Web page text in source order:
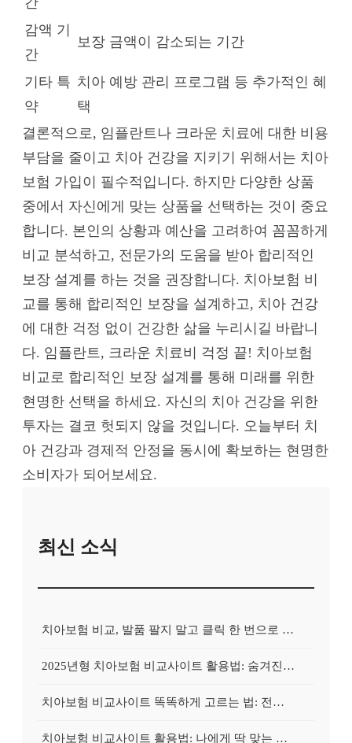
감액 기
간
보장 금액이 감소되는 기간
기타 특
약
치아 예방 관리 프로그램 등 추가적인 혜
택
결론적으로, 임플란트나 크라운 치료에 대한 비용
부담을 줄이고 치아 건강을 지키기 위해서는 치아
보험 가입이 필수적입니다. 하지만 다양한 상품
중에서 자신에게 맞는 상품을 선택하는 것이 중요
합니다. 본인의 상황과 예산을 고려하여 꼼꼼하게
비교 분석하고, 전문가의 도움을 받아 합리적인
보장 설계를 하는 것을 권장합니다. 치아보험 비
교를 통해 합리적인 보장을 설계하고, 치아 건강
에 대한 걱정 없이 건강한 삶을 누리시길 바랍니
다. 임플란트, 크라운 치료비 걱정 끝! 치아보험
비교로 합리적인 보장 설계를 통해 미래를 위한
현명한 선택을 하세요. 자신의 치아 건강을 위한
투자는 결코 헛되지 않을 것입니다. 오늘부터 치
아 건강과 경제적 안정을 동시에 확보하는 현명한
소비자가 되어보세요.
최신 소식
치아보험 비교, 발품 팔지 말고 클릭 한 번으로 끝내는 비법! 후기 대방출
2025년형 치아보험 비교사이트 활용법: 숨겨진 보험금 100% 환급 전략
치아보험 비교사이트 똑똑하게 고르는 법: 전문가가 알려주는 5가지 꿀팁
치아보험 비교사이트 활용법: 나에게 딱 맞는 보험, 손쉽게 찾는 비법 공개